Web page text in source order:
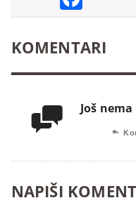
KOMENTARI
 Još

NAPIŠI